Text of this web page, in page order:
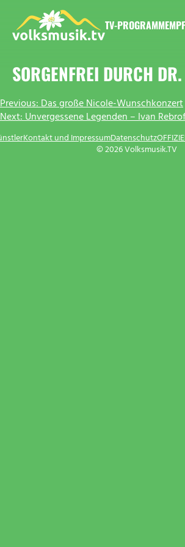
Inhalt
springen
TV-PROGRAMM
SORGENFREI DURCH
BEITRAGSNAVIGATION
Previous:Das große Nicole-Wunschkonzert
Next:Unvergessene Legenden – Ivan
© 2026 Volksmusik.TV
Kontakt und ImpressumDatenschutz